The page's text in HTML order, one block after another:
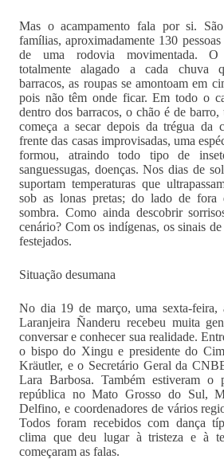
Mas o acampamento fala por si.
famílias, aproximadamente 130
de uma rodovia movimentada. O
totalmente alagado a cada chuva
barracos, as roupas se amontoam em
pois não têm onde ficar. Em todo o
dentro dos barracos, o chão é de barro,
começa a secar depois da trégua da
frente das casas improvisadas, uma
formou, atraindo todo tipo de
sanguessugas, doenças. Nos dias de
suportam temperaturas que
sob as lonas pretas; do lado de fora
sombra. Como ainda descobrir
cenário? Com os indígenas, os sinais de
festejados.
Situação desumana
No dia 19 de março, uma sexta-feira,
Laranjeira Ñanderu recebeu muita
conversar e conhecer sua realidade.
o bispo do Xingu e presidente do
Kräutler, e o Secretário Geral da
Lara Barbosa. Também estiveram o
república no Mato Grosso do Sul,
Delfino, e coordenadores de vários
Todos foram recebidos com dança
clima que deu lugar à tristeza e à
começaram as falas.